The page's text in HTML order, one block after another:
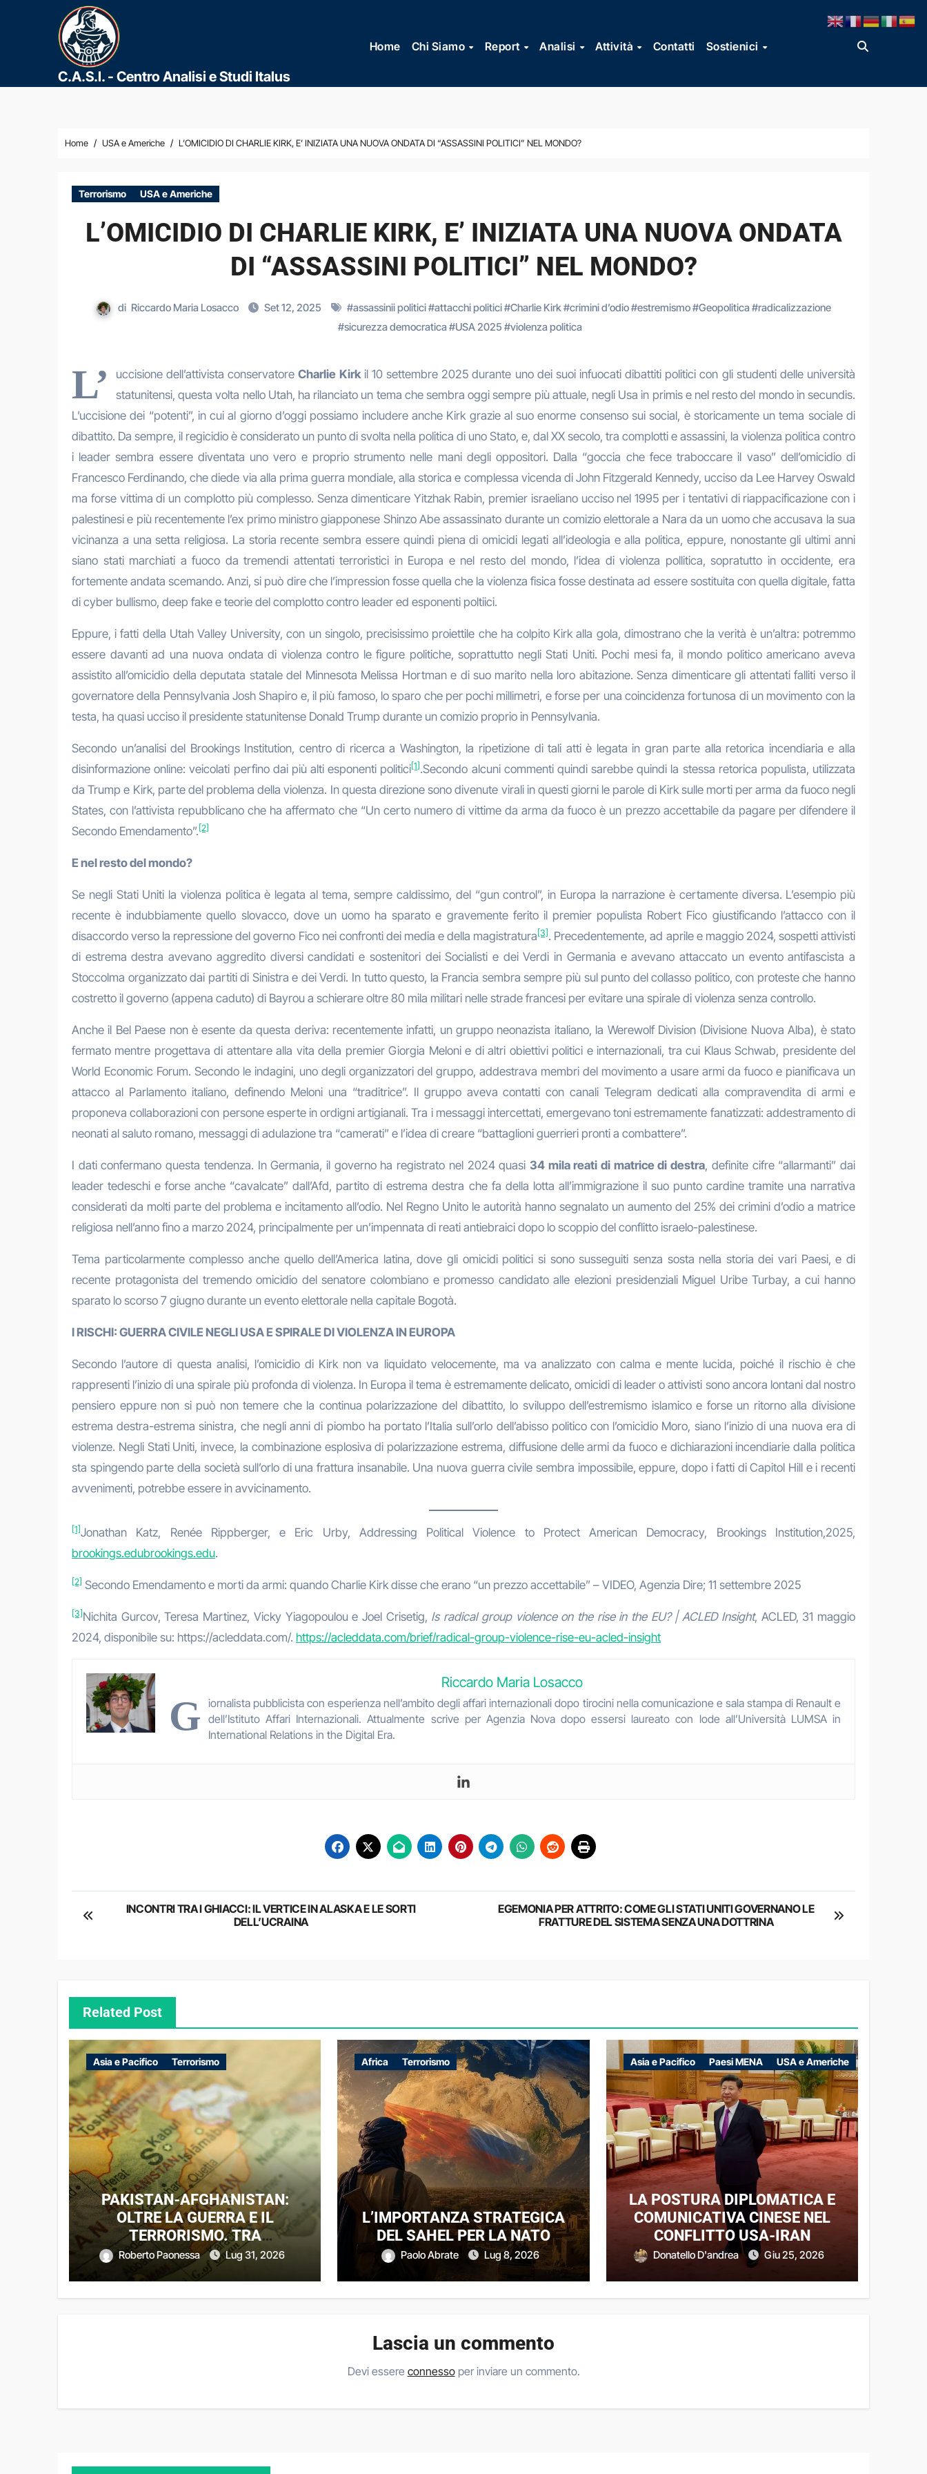
contenuto
C.A.S.I. - Centro Analisi e Studi Italus
Home Chi Siamo Report Analisi Attività Contatti Sostienici
Home USA e Americhe L’OMICIDIO DI CHARLIE KIRK, E’ INIZIATA UNA NUOVA ONDATA DI “ASSASSINI POLITICI” NEL MONDO?
Terrorismo USA e Americhe
L’OMICIDIO DI CHARLIE KIRK, E’ INIZIATA UNA NUOVA ONDATA
DI “ASSASSINI POLITICI” NEL MONDO?
di Riccardo Maria Losacco Set 12, 2025 #assassinii politici#attacchi politici#Charlie Kirk#crimini d’odio#estremismo#Geopolitica#radicalizzazione
#sicurezza democratica#USA 2025 #violenza politica
L’ uccisione dell’attivista conservatoreCharlie Kirkil 10 settembre 2025 durante uno dei suoi infuocati dibattiti politici con gli studenti delle università
statunitensi, questa volta nello Utah, ha rilanciato un tema che sembra oggi sempre più attuale, negli Usa in primis e nel resto del mondo in secundis.
L’uccisione dei “potenti”, in cui al giorno d’oggi possiamo includere anche Kirk grazie al suo enorme consenso sui social, è storicamente un tema sociale di
dibattito. Da sempre, il regicidio è considerato un punto di svolta nella politica di uno Stato, e, dal XX secolo, tra complotti e assassini, la violenza politica contro
i leader sembra essere diventata uno vero e proprio strumento nelle mani degli oppositori. Dalla “goccia che fece traboccare il vaso” dell’omicidio di
Francesco Ferdinando, che diede via alla prima guerra mondiale, alla storica e complessa vicenda di John Fitzgerald Kennedy, ucciso da Lee Harvey Oswald
ma forse vittima di un complotto più complesso. Senza dimenticare Yitzhak Rabin, premier israeliano ucciso nel 1995 per i tentativi di riappacificazione con i
palestinesi e più recentemente l’ex primo ministro giapponese Shinzo Abe assassinato durante un comizio elettorale a Nara da un uomo che accusava la sua
vicinanza a una setta religiosa. La storia recente sembra essere quindi piena di omicidi legati all’ideologia e alla politica, eppure, nonostante gli ultimi anni
siano stati marchiati a fuoco da tremendi attentati terroristici in Europa e nel resto del mondo, l’idea di violenza pollitica, sopratutto in occidente, era
fortemente andata scemando. Anzi, si può dire che l’impression fosse quella che la violenza fisica fosse destinata ad essere sostituita con quella digitale, fatta
di cyber bullismo, deep fake e teorie del complotto contro leader ed esponenti poltiici.
Eppure, i fatti della Utah Valley University, con un singolo, precisissimo proiettile che ha colpito Kirk alla gola, dimostrano che la verità è un’altra: potremmo
essere davanti ad una nuova ondata di violenza contro le figure politiche, soprattutto negli Stati Uniti. Pochi mesi fa, il mondo politico americano aveva
assistito all’omicidio della deputata statale del Minnesota Melissa Hortman e di suo marito nella loro abitazione. Senza dimenticare gli attentati falliti verso il
governatore della Pennsylvania Josh Shapiro e, il più famoso, lo sparo che per pochi millimetri, e forse per una coincidenza fortunosa di un movimento con la
testa, ha quasi ucciso il presidente statunitense Donald Trump durante un comizio proprio in Pennsylvania.
Secondo un’analisi del Brookings Institution, centro di ricerca a Washington, la ripetizione di tali atti è legata in gran parte alla retorica incendiaria e alla
disinformazione online: veicolati perfino dai più alti esponenti politici[1].Secondo alcuni commenti quindi sarebbe quindi la stessa retorica populista, utilizzata
da Trump e Kirk, parte del problema della violenza. In questa direzione sono divenute virali in questi giorni le parole di Kirk sulle morti per arma da fuoco negli
States, con l’attivista repubblicano che ha affermato che “Un certo numero di vittime da arma da fuoco è un prezzo accettabile da pagare per difendere il
Secondo Emendamento”.[2]
E nel resto del mondo?
Se negli Stati Uniti la violenza politica è legata al tema, sempre caldissimo, del “gun control”, in Europa la narrazione è certamente diversa. L’esempio più
recente è indubbiamente quello slovacco, dove un uomo ha sparato e gravemente ferito il premier populista Robert Fico giustificando l’attacco con il
disaccordo verso la repressione del governo Fico nei confronti dei media e della magistratura[3]. Precedentemente, ad aprile e maggio 2024, sospetti attivisti
di estrema destra avevano aggredito diversi candidati e sostenitori dei Socialisti e dei Verdi in Germania e avevano attaccato un evento antifascista a
Stoccolma organizzato dai partiti di Sinistra e dei Verdi. In tutto questo, la Francia sembra sempre più sul punto del collasso politico, con proteste che hanno
costretto il governo (appena caduto) di Bayrou a schierare oltre 80 mila militari nelle strade francesi per evitare una spirale di violenza senza controllo.
Anche il Bel Paese non è esente da questa deriva: recentemente infatti, un gruppo neonazista italiano, la Werewolf Division (Divisione Nuova Alba), è stato
fermato mentre progettava di attentare alla vita della premier Giorgia Meloni e di altri obiettivi politici e internazionali, tra cui Klaus Schwab, presidente del
World Economic Forum. Secondo le indagini, uno degli organizzatori del gruppo, addestrava membri del movimento a usare armi da fuoco e pianificava un
attacco al Parlamento italiano, definendo Meloni una “traditrice”. Il gruppo aveva contatti con canali Telegram dedicati alla compravendita di armi e
proponeva collaborazioni con persone esperte in ordigni artigianali. Tra i messaggi intercettati, emergevano toni estremamente fanatizzati: addestramento di
neonati al saluto romano, messaggi di adulazione tra “camerati” e l’idea di creare “battaglioni guerrieri pronti a combattere”.
I dati confermano questa tendenza. In Germania, il governo ha registrato nel 2024 quasi 34 mila reati di matrice di destra, definite cifre “allarmanti” dai
leader tedeschi e forse anche “cavalcate” dall’Afd, partito di estrema destra che fa della lotta all’immigrazione il suo punto cardine tramite una narrativa
considerati da molti parte del problema e incitamento all’odio. Nel Regno Unito le autorità hanno segnalato un aumento del 25% dei crimini d’odio a matrice
religiosa nell’anno fino a marzo 2024, principalmente per un’impennata di reati antiebraici dopo lo scoppio del conflitto israelo-palestinese.
Tema particolarmente complesso anche quello dell’America latina, dove gli omicidi politici si sono susseguiti senza sosta nella storia dei vari Paesi, e di
recente protagonista del tremendo omicidio del senatore colombiano e promesso candidato alle elezioni presidenziali Miguel Uribe Turbay, a cui hanno
sparato lo scorso 7 giugno durante un evento elettorale nella capitale Bogotà.
I RISCHI: GUERRA CIVILE NEGLI USA E SPIRALE DI VIOLENZA IN EUROPA
Secondo l’autore di questa analisi, l’omicidio di Kirk non va liquidato velocemente, ma va analizzato con calma e mente lucida, poiché il rischio è che
rappresenti l’inizio di una spirale più profonda di violenza. In Europa il tema è estremamente delicato, omicidi di leader o attivisti sono ancora lontani dal nostro
pensiero eppure non si può non temere che la continua polarizzazione del dibattito, lo sviluppo dell’estremismo islamico e forse un ritorno alla divisione
estrema destra-estrema sinistra, che negli anni di piombo ha portato l’Italia sull’orlo dell’abisso politico con l’omicidio Moro, siano l’inizio di una nuova era di
violenze. Negli Stati Uniti, invece, la combinazione esplosiva di polarizzazione estrema, diffusione delle armi da fuoco e dichiarazioni incendiarie dalla politica
sta spingendo parte della società sull’orlo di una frattura insanabile. Una nuova guerra civile sembra impossibile, eppure, dopo i fatti di Capitol Hill e i recenti
avvenimenti, potrebbe essere in avvicinamento.
[1]Jonathan Katz, Renée Rippberger, e Eric Urby, Addressing Political Violence to Protect American Democracy, Brookings Institution,2025,
brookings.edubrookings.edu.
[2] Secondo Emendamento e morti da armi: quando Charlie Kirk disse che erano “un prezzo accettabile” – VIDEO, Agenzia Dire; 11 settembre 2025
[3]Nichita Gurcov, Teresa Martinez, Vicky Yiagopoulou e Joel Crisetig, Is radical group violence on the rise in the EU? | ACLED Insight, ACLED, 31 maggio
2024, disponibile su: https://acleddata.com/. https://acleddata.com/brief/radical-group-violence-rise-eu-acled-insight
Riccardo Maria Losacco
G iornalista pubblicista con esperienza nell’ambito degli affari internazionali dopo tirocini nella comunicazione e sala stampa di Renault e
dell’Istituto Affari Internazionali. Attualmente scrive per Agenzia Nova dopo essersi laureato con lode all’Università LUMSA in
International Relations in the Digital Era.
Navigazione
INCONTRI TRA I GHIACCI: IL VERTICE IN ALASKA E LE SORTI
DELL’UCRAINA
EGEMONIA PER ATTRITO: COME GLI STATI UNITI GOVERNANO LE
FRATTURE DEL SISTEMA SENZA UNA DOTTRINA
Related Post
Asia e Pacifico Terrorismo
PAKISTAN-AFGHANISTAN:
OLTRE LA GUERRA E IL
TERRORISMO. TRA
DIPLOMAZIA STRATEGICA E
DINAMICHE DI UN CONFLITTO
Roberto Paonessa Lug 31, 2026
Africa Terrorismo
L’IMPORTANZA STRATEGICA
DEL SAHEL PER LA NATO
Paolo Abrate Lug 8, 2026
Asia e Pacifico Paesi MENA USA e Americhe
LA POSTURA DIPLOMATICA E
COMUNICATIVA CINESE NEL
CONFLITTO USA-IRAN
Donatello D'andrea Giu 25, 2026
Lascia un commento
Devi essere connessoper inviare un commento.